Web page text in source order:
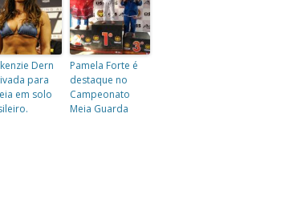
Dern
para
em solo
Pamela Forte é
destaque no
Campeonato
Meia Guarda